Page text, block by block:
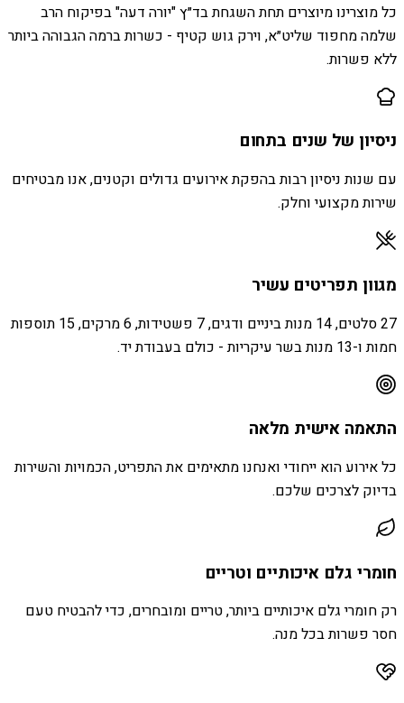
כל מוצרינו מיוצרים תחת השגחת בד״ץ "יורה דעה" בפיקוח הרב
שלמה מחפוד שליט״א, וירק גוש קטיף - כשרות ברמה הגבוהה ביותר
ללא פשרות.
ניסיון של שנים בתחום
עם שנות ניסיון רבות בהפקת אירועים גדולים וקטנים, אנו מבטיחים
שירות מקצועי וחלק.
מגוון תפריטים עשיר
27 סלטים, 14 מנות ביניים ודגים, 7 פשטידות, 6 מרקים, 15 תוספות
חמות ו-13 מנות בשר עיקריות - כולם בעבודת יד.
התאמה אישית מלאה
כל אירוע הוא ייחודי ואנחנו מתאימים את התפריט, הכמויות והשירות
בדיוק לצרכים שלכם.
חומרי גלם איכותיים וטריים
רק חומרי גלם איכותיים ביותר, טריים ומובחרים, כדי להבטיח טעם
חסר פשרות בכל מנה.